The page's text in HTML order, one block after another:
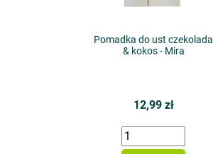
Pomadka do ust czekolada
& kokos - Mira
12,99 zł